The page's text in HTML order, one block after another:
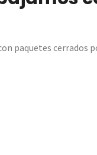
paquetes cerrados